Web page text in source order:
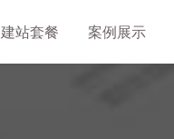
建站套餐 案例展示